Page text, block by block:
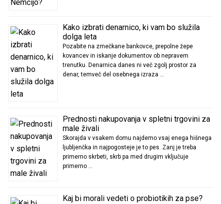
Kako izbrati denarnico, ki vam bo služila
dolga leta
Pozabite na zmečkane bankovce, prepolne žepe
kovancev in iskanje dokumentov ob nepravem
trenutku. Denarnica danes ni več zgolj prostor za
denar, temveč del osebnega izraza …
Prednosti nakupovanja v spletni trgovini za
male živali
Skorajda v vsakem domu najdemo vsaj enega hišnega
ljubljenčka in najpogosteje je to pes. Zanj je treba
primerno skrbeti, skrb pa med drugim vključuje
primerno …
Kaj bi morali vedeti o probiotikih za pse?